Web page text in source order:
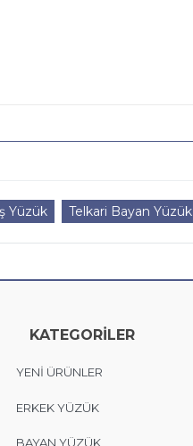
Yüzük Telkari Bayan Yüzük
KATEGORİLER
YENİ ÜRÜNLER
ERKEK YÜZÜK
BAYAN YÜZÜK